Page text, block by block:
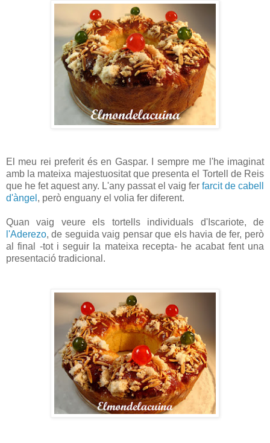
El meu rei preferit és en Gaspar. I sempre me l'he imaginat
amb la mateixa majestuositat que presenta el Tortell de Reis
que he fet aquest any. L'any passat el vaig fer farcit de cabell
d'àngel , però enguany el volia fer diferent.
Quan vaig veure els tortells individuals d'Iscariote, de
l'Aderezo, de seguida vaig pensar que els havia de fer, però
al final -tot i seguir la mateixa recepta- he acabat fent una
presentació tradicional.